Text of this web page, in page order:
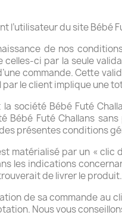
l’utilisateur du site Bébé
de nos
celles-ci par la seule
commande. Cette
le client implique une
la société Bébé Futé
Bébé Futé Challans
présentes conditions
matérialisé par un «
les indications
de livrer le produit.
de sa commande au
Nous vous